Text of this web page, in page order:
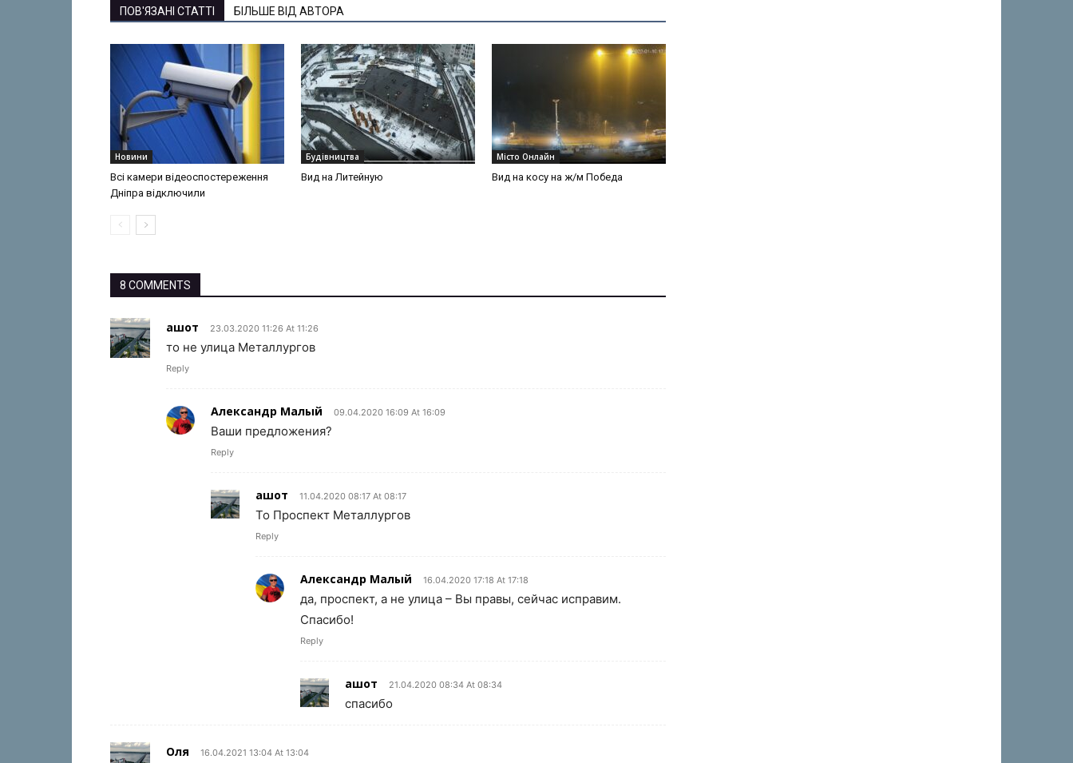
ПОВ'ЯЗАНІ СТАТТІ БІЛЬШЕ ВІД АВТОРА
Новини
Всі камери відеоспостереження
Дніпра відключили
Будівництва
Вид на Литейную
Місто Онлайн
Вид на косу на ж/м Победа
8 COMMENTS
ашот 23.03.2020 11:26 At 11:26
то не улица Металлургов
Reply
Александр Малый 09.04.2020 16:09 At 16:09
Ваши предложения?
Reply
ашот 11.04.2020 08:17 At 08:17
То Проспект Металлургов
Reply
Александр Малый 16.04.2020 17:18 At 17:18
да, проспект, а не улица – Вы правы, сейчас исправим.
Спасибо!
Reply
ашот 21.04.2020 08:34 At 08:34
спасибо
Оля 16.04.2021 13:04 At 13:04